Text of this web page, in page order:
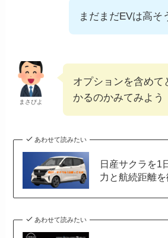
まだまだEVは高そ
まさぴよ
オプションを含めて
かるのかみてみよう
あわせて読みたい
日産サクラを1
力と航続距離
あわせて読みたい